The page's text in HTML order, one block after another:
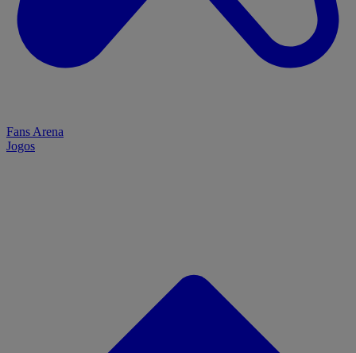
Fans Arena
Jogos